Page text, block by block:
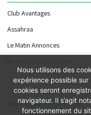
Club Avantages
Assahraa
Le Matin Annonces
NOTRE APPLICATION
Nous utilisons des
expérience possible sur
cookies seront
navigateur. Il s’agit
fonctionnement du